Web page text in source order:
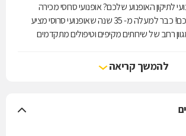
לתיקון האופנוע שלכם? אופנועי סרוסי מכירה
ושירות עומד לשירותכם! כבר למעלה מ- 35 שנה שאופנועי סרוסי מציע
רחב של שירותים מקיפים וטיפולים מתקדמים
לכל תקלה. כמו כן, תוכלו לרכוש במקום אופנועים,
נלווים לרכיבה מהמותגים המובילים בעולם.
מצוות אופנועי סרוסי.
להמשך קריאה